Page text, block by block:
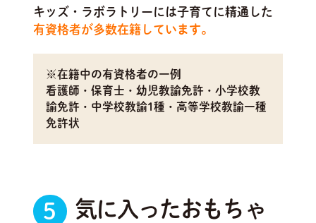
キッズ・ラボラトリーには子育てに精通した
有資格者が多数在籍しています。
※在籍中の有資格者の一例
看護師・保育士・幼児教諭免許・小学校教
諭免許・中学校教諭1種・高等学校教諭一種
免許状
5
気に入ったおもちゃ